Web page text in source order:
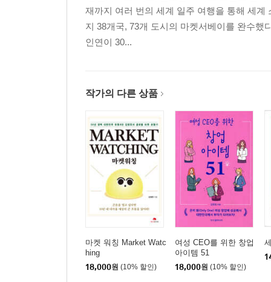
12. 스트레스 해소를 위한 방이 있다면 59
13. 함께 눈물 흘리는 모임이 있다고? 62
14. 신혼부부가 함께 요리하고 싶다면 65
1-3. 융복합적 사고의 전환
15. 보이지 않는 서비스와 보이는 상품을 결합하면
16. 프리랜서 라이프 매니저의 직무는? 74
17. 이동식 화풀이 공간 비즈니스란? 76
18. 음식값이 손님 마음대로라고? 79
19. 빛이 없는 식당에서 식사를 하라고? 81
20. 1년 회원제로 가능한 사업이 많아진다고? 83
21. 뭐, 이혼이 즐겁다고? 86
23. 잠이 모자라는데, 낮잠을 판다고? 92
24. 손님에게 불편을 팔면서 돈을 번다고? 95
재까지 여러 번의 세계 일주 여행을 통해 세
지 38개국, 73개 도시의 마켓서베이를 완수
인연이 30...
작가의 다른 상품
마켓 워칭 Market Watc
hing
18,000원 (10% 할인)
여성 CEO를 위한 창업
아이템 51
18,000원 (10% 할인)